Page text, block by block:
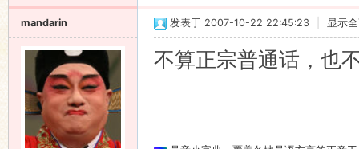
mandarin 发表于 2007-10-22 22:45:23 显示
不算正宗普通话，也